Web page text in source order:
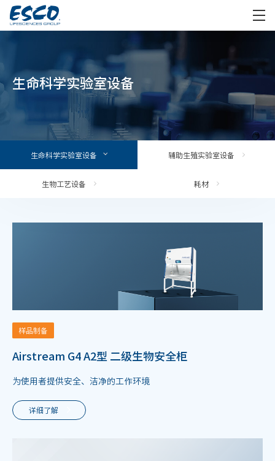
生命科学实验室设备
生命科学实验室设备 辅助生殖实验室设备
生物工艺设备 耗材
样品制备
Airstream G4 A2型 二级生物安全柜
为使用者提供安全、洁净的工作环境
详细了解